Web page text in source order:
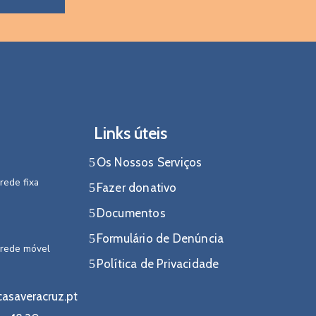
fixa
móvel
Links úteis
Os Nossos Serviços
Fazer donativo
Documentos
Formulário de Denúncia
Política de Privacidade